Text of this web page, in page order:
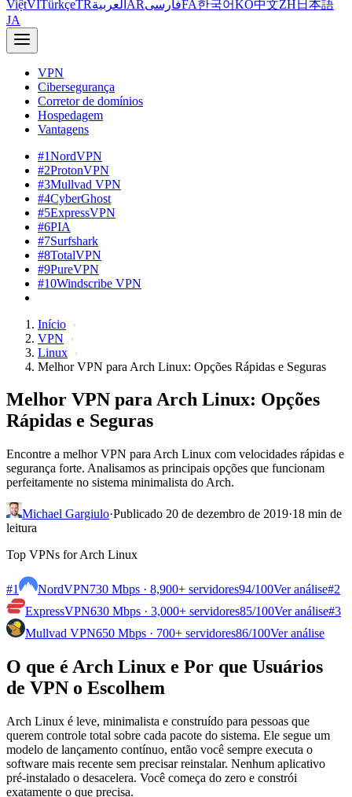
ViệtVITürkçeTRالعربية ARفارسیFA한국어KO中文ZH 日本語
JA
VPN
Cibersegurança
Corretor de domínios
Hospedagem
Vantagens
#1NordVPN
#2ProtonVPN
#3Mullvad VPN
#4CyberGhost
#5ExpressVPN
#6PIA
#7Surfshark
#8TotalVPN
#9PureVPN
#10Windscribe VPN
Início
VPN
Linux
Melhor VPN para Arch Linux: Opções Rápidas e Seguras
Melhor VPN para Arch Linux: Opções
Rápidas e Seguras
Encontre a melhor VPN para Arch Linux com velocidades rápidas e
segurança forte. Analisamos as principais opções que funcionam
perfeitamente no sistema minimalista do Arch.
Michael Gargiulo·Publicado 20 de dezembro de 2019·18 min de
leitura
Top VPNs for Arch Linux
#1 NordVPN730 Mbps · 8,900+ servidores94/100Ver análise#2
ExpressVPN630 Mbps · 3,000+ servidores85/100Ver análise#3
Mullvad VPN650 Mbps · 700+ servidores86/100Ver análise
O que é Arch Linux e Por que Usuários
de VPN o Escolhem
Arch Linux é leve, minimalista e construído para pessoas que
querem controle total sobre cada pacote do sistema. Ele segue um
modelo de lançamento contínuo, então você sempre executa o
software mais recente sem precisar reinstalar. Nenhum aplicativo
pré-instalado o desacelera. Você começa do zero e constrói
exatamente o que precisa.